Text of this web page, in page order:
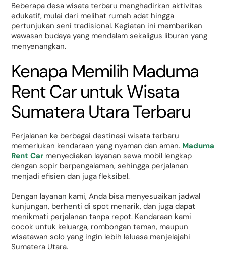
Beberapa desa wisata terbaru menghadirkan aktivitas
edukatif, mulai dari melihat rumah adat hingga
pertunjukan seni tradisional. Kegiatan ini memberikan
wawasan budaya yang mendalam sekaligus liburan yang
menyenangkan.
Kenapa Memilih Maduma
Rent Car untuk Wisata
Sumatera Utara Terbaru
Perjalanan ke berbagai destinasi wisata terbaru
memerlukan kendaraan yang nyaman dan aman. Maduma
Rent Car menyediakan layanan sewa mobil lengkap
dengan sopir berpengalaman, sehingga perjalanan
menjadi efisien dan juga fleksibel.
Dengan layanan kami, Anda bisa menyesuaikan jadwal
kunjungan, berhenti di spot menarik, dan juga dapat
menikmati perjalanan tanpa repot. Kendaraan kami
cocok untuk keluarga, rombongan teman, maupun
wisatawan solo yang ingin lebih leluasa menjelajahi
Sumatera Utara.